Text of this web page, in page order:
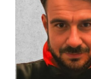
Bartosz Kobczyk